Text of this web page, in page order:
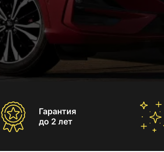
Гарантия
до 2 лет